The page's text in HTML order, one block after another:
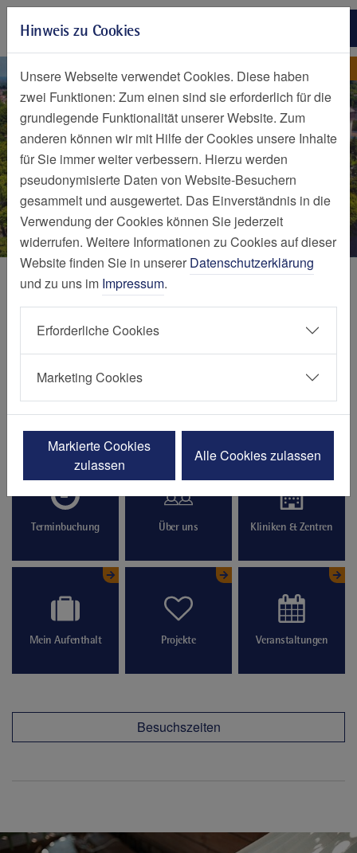
Zur Hauptnavigation springen
Zum Seiteninhalt springen
Zum Seitenende springen
Elisabeth-Krankenhaus
Elisabeth-Krankenhaus Essen
Einrichtungen
Elisabeth-Krankenhaus Essen
Führendes Krankenhaus mitten in Essen
Terminbuchung Über uns Kliniken & Zentren
Mein Aufenthalt Projekte Veranstaltungen
Besuchszeiten
Hinweis zu Cookies
Unsere Webseite verwendet Cookies. Diese haben
zwei Funktionen: Zum einen sind sie erforderlich für die
grundlegende Funktionalität unserer Website. Zum
anderen können wir mit Hilfe der Cookies unsere Inhalte
für Sie immer weiter verbessern. Hierzu werden
pseudonymisierte Daten von Website-Besuchern
gesammelt und ausgewertet. Das Einverständnis in die
Verwendung der Cookies können Sie jederzeit
widerrufen. Weitere Informationen zu Cookies auf dieser
Website finden Sie in unserer Datenschutzerklärung
und zu uns im Impressum.
Erforderliche Cookies
Marketing Cookies
Markierte Cookies
zulassen
Alle Cookies zulassen